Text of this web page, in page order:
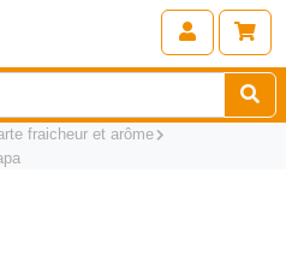
fraicheur et arôme